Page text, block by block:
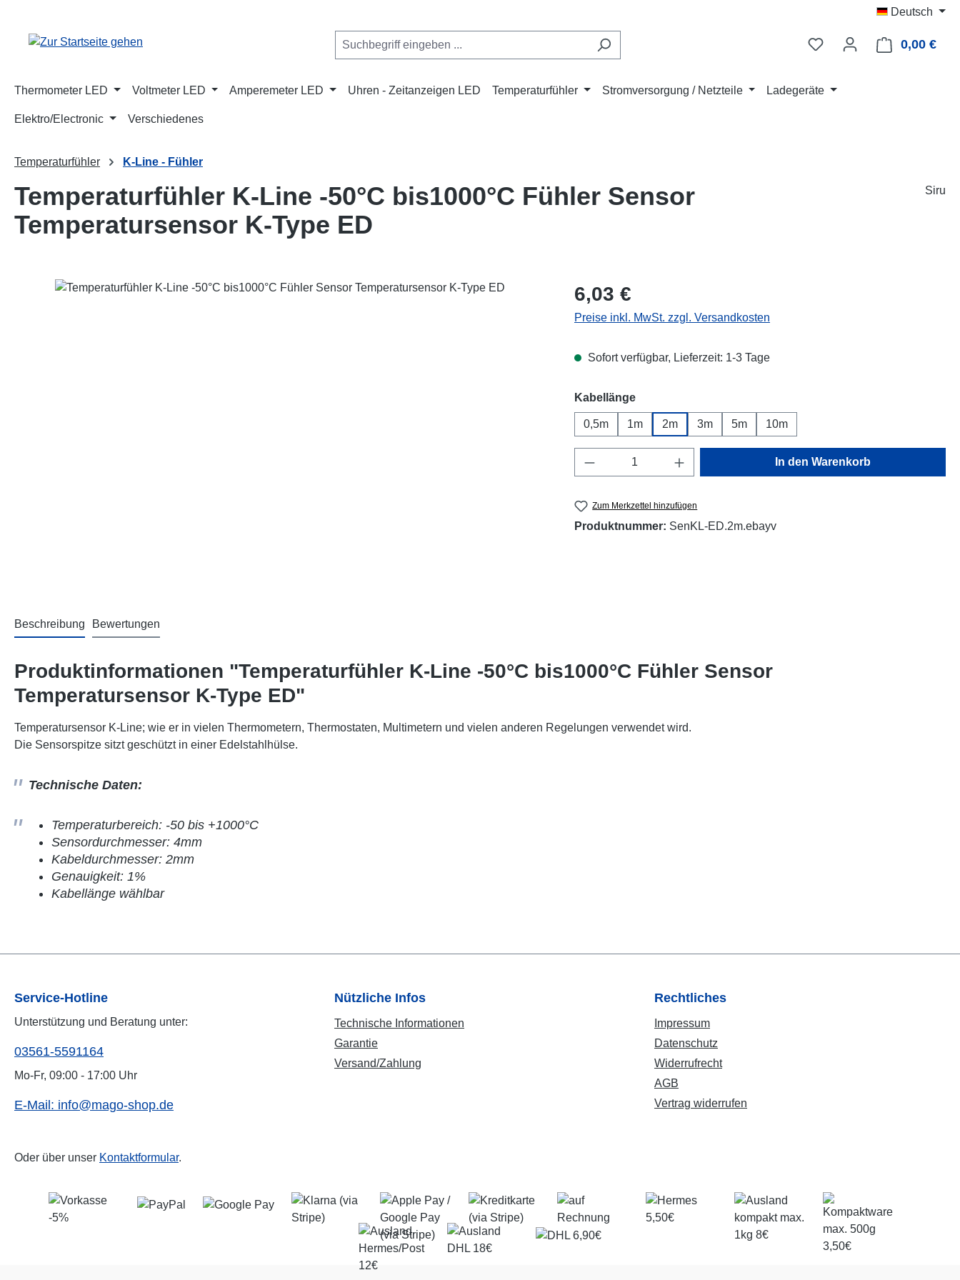
Deutsch
0,00 €
Thermometer LED Voltmeter LED Amperemeter LED Uhren - Zeitanzeigen LED Temperaturfühler Stromversorgung / Netzteile Ladegeräte
Elektro/Electronic Verschiedenes
Temperaturfühler K-Line - Fühler
Temperaturfühler K-Line -50°C bis1000°C Fühler Sensor
Temperatursensor K-Type ED
Siru
Bildergalerie überspringen Regulärer Preis:
6,03 €
Preise inkl. MwSt. zzgl. Versandkosten
Sofort verfügbar, Lieferzeit: 1-3 Tage
Kabellängeauswählen
0,5m 1m 2m 3m 5m 10m
Produkt Anzahl: Gib den gewünschten Wert ein
In den Warenkorb
Zum Merkzettel hinzufügen
Produktnummer: SenKL-ED.2m.ebayv
Beschreibung Bewertungen
Produktinformationen "Temperaturfühler K-Line -50°C bis1000°C Fühler Sensor
Temperatursensor K-Type ED"
Temperatursensor K-Line; wie er in vielen Thermometern, Thermostaten, Multimetern und vielen anderen Regelungen verwendet wird.
Die Sensorspitze sitzt geschützt in einer Edelstahlhülse.
Technische Daten:
Temperaturbereich: -50 bis +1000°C
Sensordurchmesser: 4mm
Kabeldurchmesser: 2mm
Genauigkeit: 1%
Kabellänge wählbar
Service-Hotline
Unterstützung und Beratung unter:
03561-5591164
Mo-Fr, 09:00 - 17:00 Uhr
E-Mail: info@mago-shop.de
Oder über unser Kontaktformular.
Nützliche Infos
Technische Informationen
Garantie
Versand/Zahlung
Rechtliches
Impressum
Datenschutz
Widerrufrecht
AGB
Vertrag widerrufen